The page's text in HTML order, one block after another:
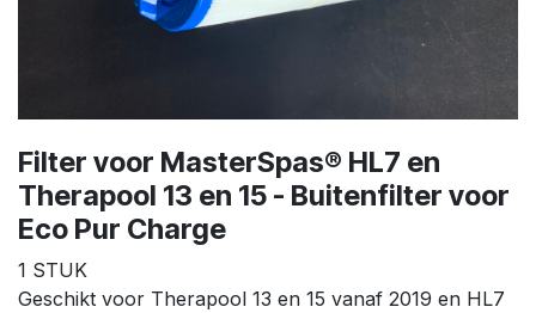
Filter voor MasterSpas® HL7 en
Therapool 13 en 15 - Buitenfilter voor
Eco Pur Charge
1 STUK
Geschikt voor Therapool 13 en 15 vanaf 2019 en HL7